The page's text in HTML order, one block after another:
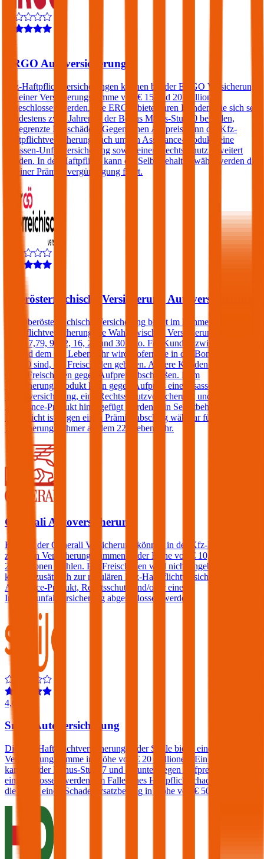
4,4
ERGO Autoversicherung
Kfz-Haftpflichtversicherungen können bei der ERGO Versicherung
mit einer Versicherungssumme von € 15 und 20 Millionen
abgeschlossen werden. Die ERGO bietet ihren Kunden, die sich seit
mindestens zwei Jahren in der Bonus Malus-Stufe 0 befinden,
unbegrenzte Freischäden. Gegen einen Aufpreis kann die Kfz-
Haftpflichtversicherung auch um ein Assistance-Produkt, eine
Insassen-Unfallversicherung sowie einen Rechtsschutz erweitert
werden. In der Haftpflicht kann ein Selbstbehalt gewählt werden der
zu einer Prämienvergünstigung führt.
Oberösterreichische Versicherung Autoversicherung
Die Oberösterreichische Versicherung bietet im Rahmen der Kfz-
Haftpflichtversicherung die Wahl zwischen Versicherungssummen
von € 7,79, 9, 12, 16, 20 und 30 Mio. Für Kunden zwischen dem
25. und dem 69. Lebensjahr wird, sofern sie in der Bonus Malus-
Stufe 0 sind, ein Freischaden geboten. Andere Kunden können
einen Freischaden gegen Aufpreis abschließen. Dem
Versicherungsprodukt kann gegen Aufpreis eine Insassen-
Unfallversicherung, eine Rechtsschutzversicherung und/oder ein
Assistance-Produkt hinzugefügt werden. Ein Selbstbehalt in der
Haftpflicht ist gegen einen Prämienabschlag wählbar für
Versicherungsnehmer ab dem 22. Lebensjahr.
Generali Autoversicherung
Kunden der Generali Versicherung können in der Kfz-Haftpflicht
zwischen Versicherungssummen in der Höhe von € 10, 15, 20 und
25 Millionen wählen. Ein Freischaden wird nicht angeboten, jedoch
können zusätzlich zur regulären Kfz-Haftpflichtversicherung ein
Assistance-Produkt, Rechtsschutz und/oder eine
Insassenunfallversicherung abgeschlossen werden.
4,6
Smile Autoversicherung
Die Kfz-Haftpflichtversicherungen der Smile bietet eine
Versicherungssumme in Höhe von € 20 Millionen. Ein Freischaden
kann bei der Bonus-Stufe 7 und darunter gegen Aufpreis
eingeschlossen werden. Im Falle eines Haftpflichtschadens verlangt
die Smile einen Schadenersatzbeitrag in Höhe von € 500.